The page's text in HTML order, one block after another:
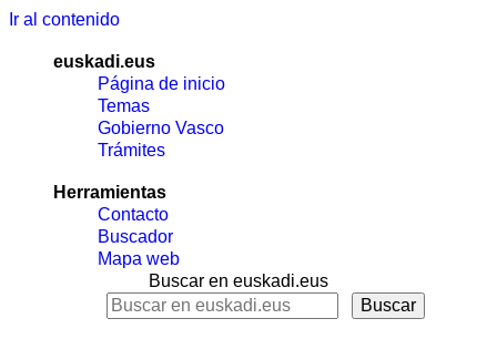
Ir al contenido
euskadi.eus
Página de inicio
Temas
Gobierno Vasco
Trámites
Herramientas
Contacto
Buscador
Mapa web
Buscar en euskadi.eus